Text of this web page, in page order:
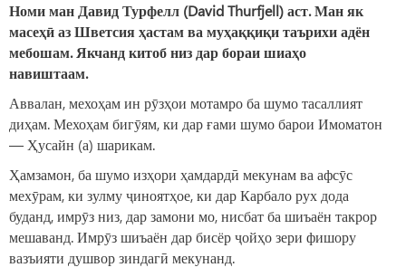
Номи ман Давид Турфелл (David Thurfjell) аст. Ман як
масеҳӣ аз Шветсия ҳастам ва муҳаққиқи таърихи адён
мебошам. Якчанд китоб низ дар бораи шиаҳо
навиштаам.
Аввалан, мехоҳам ин рӯзҳои мотамро ба шумо тасаллият
диҳам. Мехоҳам бигӯям, ки дар ғами шумо барои Имоматон
— Ҳусайн (а) шарикам.
Ҳамзамон, ба шумо изҳори ҳамдардӣ мекунам ва афсӯс
мехӯрам, ки зулму ҷиноятҳое, ки дар Карбало рух дода
буданд, имрӯз низ, дар замони мо, нисбат ба шиъаён такрор
мешаванд. Имрӯз шиъаён дар бисёр ҷойҳо зери фишору
вазъияти душвор зиндагӣ мекунанд.